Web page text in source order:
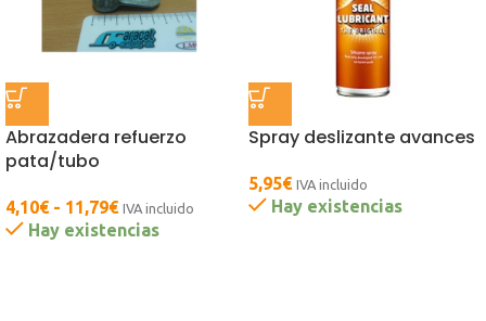
Abrazadera refuerzo
pata/tubo
4,10€ - 11,79€ IVA incluido
Hay existencias
Spray deslizante avances
5,95€ IVA incluido
Hay existencias